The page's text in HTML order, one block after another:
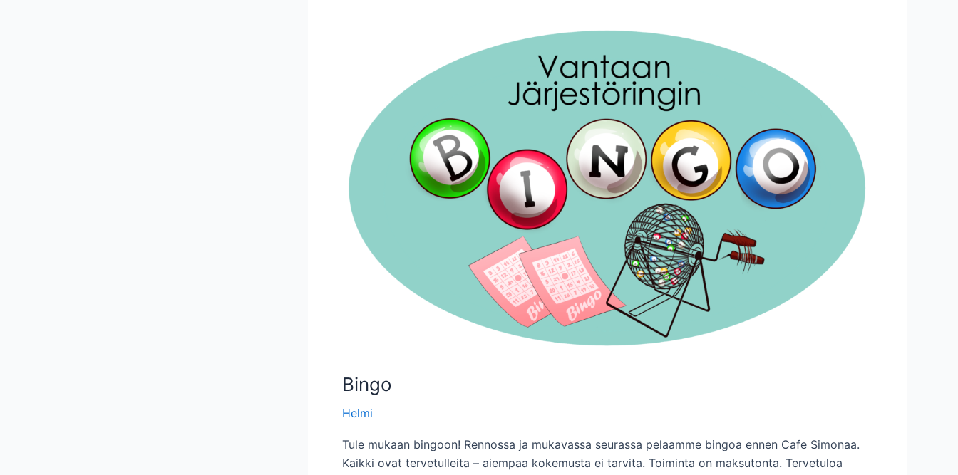
Bingo
Helmi
Tule mukaan bingoon! Rennossa ja mukavassa seurassa pelaamme bingoa ennen Cafe Simonaa.
Kaikki ovat tervetulleita – aiempaa kokemusta ei tarvita. Toiminta on maksutonta. Tervetuloa